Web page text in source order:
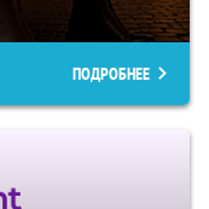
ПОДРОБНЕЕ